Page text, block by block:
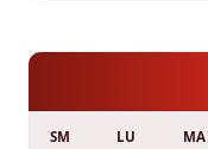
SM LU MA